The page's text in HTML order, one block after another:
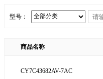
型号：
商品名称
CY7C43682AV-7AC